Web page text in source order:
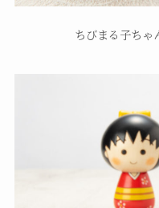
ちびまる子ちゃ